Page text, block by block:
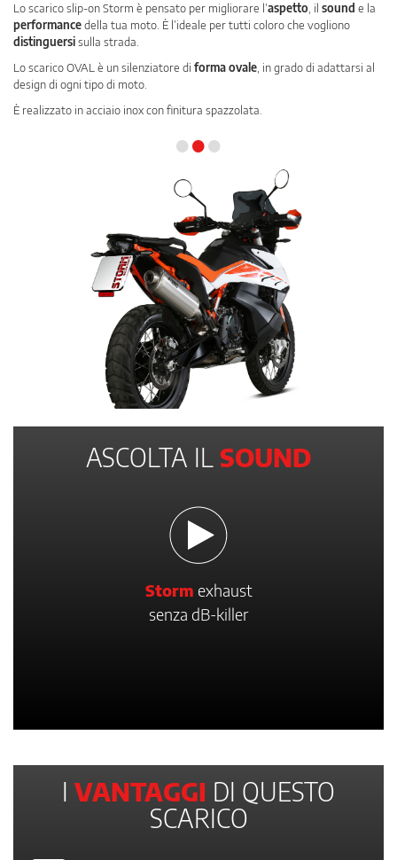
Lo scarico slip-on Storm è pensato per migliorare l’aspetto , il sound e la
performancedella tua moto. È l’ideale per tutti coloro che vogliono
distinguersisulla strada.
Lo scarico OVAL è un silenziatore di forma ovale , in grado di adattarsi al
design di ogni tipo di moto.
È realizzato in acciaio inox con finitura spazzolata.
•••
ASCOLTA IL SOUND
Storm exhaust
senza dB-killer
I VANTAGGI DI QUESTO
SCARICO